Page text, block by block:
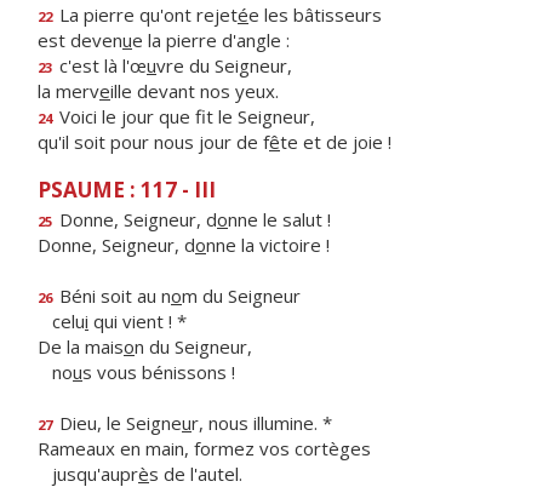
22 La pierre qu'ont rejetée les bâtisseurs
est devenue la pierre d'angle :
23 c'est là l'œuvre du Seigneur,
la merveille devant nos yeux.
24 Voici le jour que ft le Seigneur,
qu'il soit pour nous jour de fête et de joie !
PSAUME : 117 - III
25 Donne, Seigneur, donne le salut !
Donne, Seigneur, donne la victoire !
26 Béni soit au nom du Seigneur
celui qui vient ! *
De la maison du Seigneur,
nous vous bénissons !
27 Dieu, le Seigneur, nous illumine. *
Rameaux en main, formez vos cortèges
jusqu'auprès de l'autel.